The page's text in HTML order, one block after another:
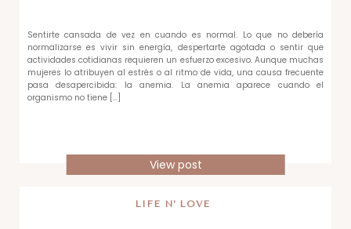
Sentirte cansada de vez en cuando es normal. Lo que no debería
normalizarse es vivir sin energía, despertarte agotada o sentir que
actividades cotidianas requieren un esfuerzo excesivo. Aunque muchas
mujeres lo atribuyen al estrés o al ritmo de vida, una causa frecuente
pasa desapercibida: la anemia. La anemia aparece cuando el
organismo no tiene […]
View post
LIFE N’ LOVE